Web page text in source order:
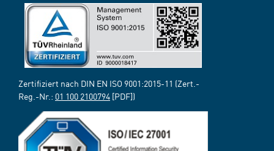
Zertifiziert nach DIN EN ISO 9001:2015-11 (Zert.-
Reg.-Nr.: 01 100 2100794 [PDF])